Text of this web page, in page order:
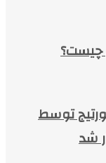
چیست؟
توسط
شد